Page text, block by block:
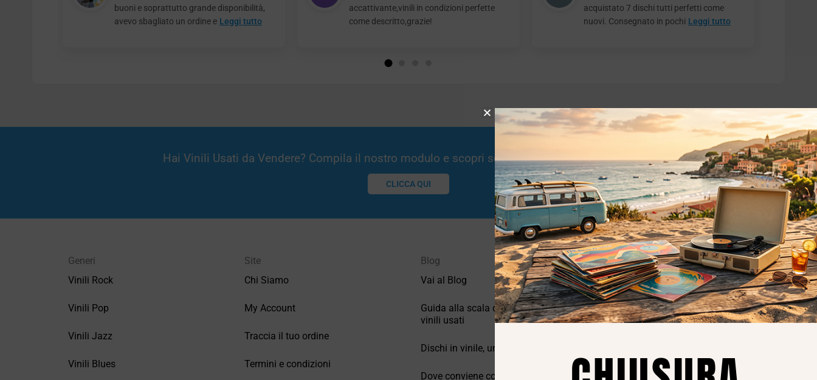
buoni e soprattutto grande disponibilità,
avevo sbagliato un ordine e Leggi tutto
accattivante,vinili in condizioni perfette
come descritto,grazie!
acquistato 7 dischi tutti perfetti come
nuovi. Consegnato in pochi Leggi tutto
Hai Vinili Usati da Vendere? Compila il nostro modulo e scopri se potremmo essere interessati!
CLICCA QUI
Generi
Vinili Rock
Vinili Pop
Vinili Jazz
Vinili Blues
Site
Chi Siamo
My Account
Traccia il tuo ordine
Termini e condizioni
Blog
Vai al Blog
Guida alla scala di valutazione dei
vinili usati
Dischi in vinile, un po’ di storia.
Dove conviene comprare vinili
Privacy
Privacy Policy
Cookie Policy (UE)